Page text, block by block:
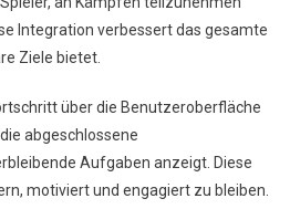
Integration verbessert das gesamte
Ziele bietet.
über die Benutzeroberfläche
abgeschlossene
Aufgaben anzeigt. Diese
motiviert und engagiert zu bleiben.